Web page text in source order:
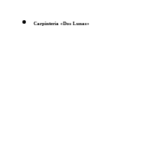
Carpintería «Dos Lunas»